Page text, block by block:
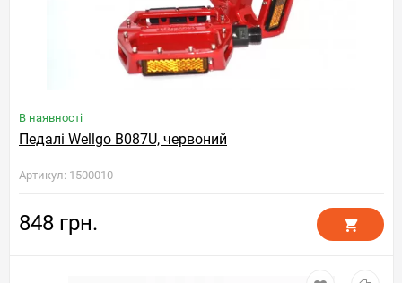
В наявності
Педалі Wellgo B087U, червоний
Артикул: 1500010
848 грн.